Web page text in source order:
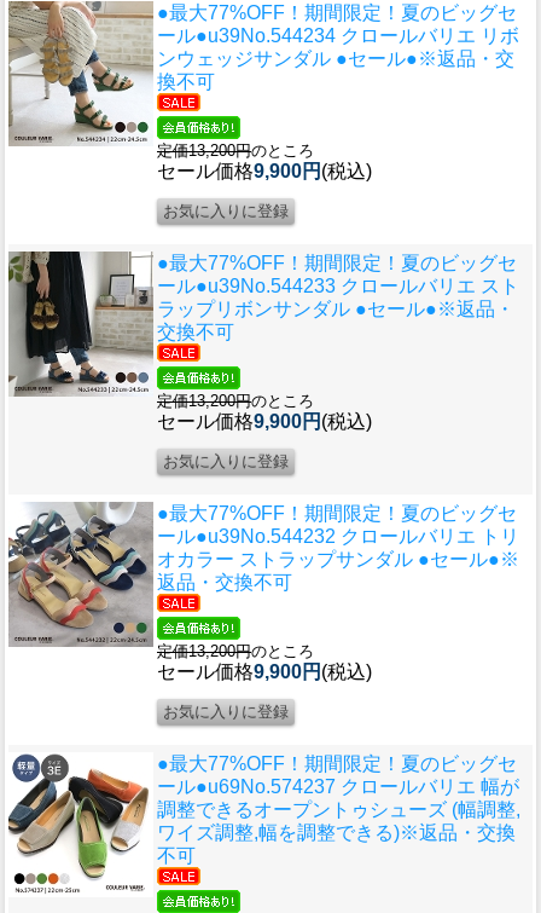
●最大77%OFF！期間限定！夏のビッグセ
ール●u39No.544234 クロールバリエ リボ
ンウェッジサンダル ●セール●※返品・交
換不可
定価13,200円のところ
セール価格9,900円 (税込)
●最大77%OFF！期間限定！夏のビッグセ
ール●u39No.544233 クロールバリエ スト
ラップリボンサンダル ●セール●※返品・
交換不可
定価13,200円のところ
セール価格9,900円 (税込)
●最大77%OFF！期間限定！夏のビッグセ
ール●u39No.544232 クロールバリエ トリ
オカラー ストラップサンダル ●セール●※
返品・交換不可
定価13,200円のところ
セール価格9,900円 (税込)
●最大77%OFF！期間限定！夏のビッグセ
ール●u69No.574237 クロールバリエ 幅が
調整できるオープントゥシューズ (幅調整,
ワイズ調整,幅を調整できる)※返品・交換
不可